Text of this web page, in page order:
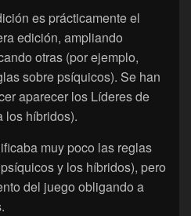
es prácticamente el
edición, ampliando
otras (por ejemplo,
sobre psíquicos). Se han
aparecer los Líderes de
los híbridos).
muy poco las reglas
y los híbridos), pero
del juego obligando a